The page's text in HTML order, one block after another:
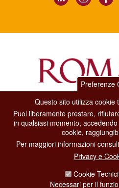
Dipartimento Grandi Eventi,
Via di San Basilio, 51
00187 Roma
CONTACT
CONTATTA LA
Preferenze
Questo sito utilizza cookie
Puoi liberamente prestare,
in qualsiasi momento,
cookie,
Per maggiori informazioni
Privacy e
Cookie
Necessari per il